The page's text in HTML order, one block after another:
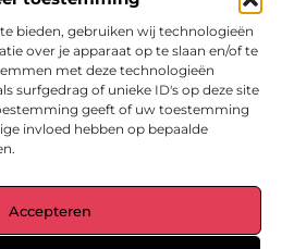
bieden, gebruiken wij technologieën
over je apparaat op te slaan en/of te
met deze technologieën
surfgedrag of unieke ID's op deze site
geeft of uw toestemming
invloed hebben op bepaalde
Accepterenverhalen.
alles wat het dagelijks leven boeiend